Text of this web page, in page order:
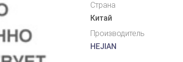
Страна
Китай
Производитель
HEJIAN